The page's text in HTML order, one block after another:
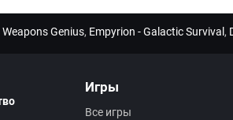
Weapons Genius, Empyrion - Galactic Survival,
Игры
Все игры